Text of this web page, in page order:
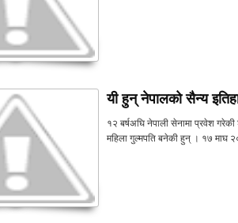
यी हुन् नेपालको सैन्य
१२ बर्षअघि नेपाली सेनामा प्रवेश
महिला गुल्मपति बनेकी हुन् । १७ माघ